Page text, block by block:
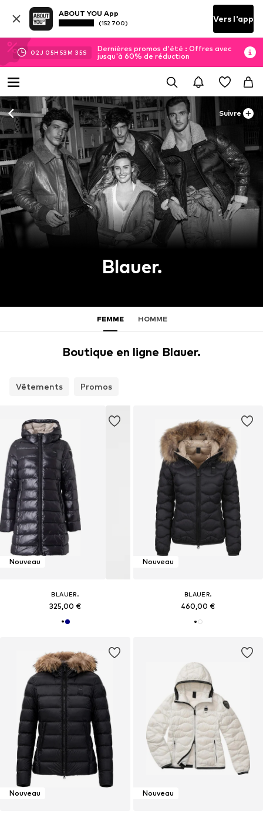
ABOUT YOU App
(152 700) Vers l'app
02J 05H 53M 34S
Dernières promos d'été : Offres avec
jusqu'à 60% de réduction
Suivre
Blauer.
FEMME HOMME
Boutique en ligne Blauer.
Vêtements Promos
Nouveau
BLAUER.
325,00 €
Nouveau
BLAUER.
460,00 €
Nouveau Nouveau